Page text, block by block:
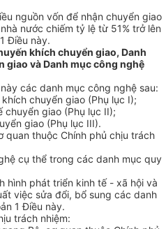
nguồn vốn để nhận chuyển giao
nước chiếm tỷ lệ từ 51% trở lên
Điều này.
khích chuyển giao, Danh
giao và Danh mục công nghệ
các danh mục công nghệ sau:
chuyển giao (Phụ lục I);
chuyển giao (Phụ lục II);
giao (Phụ lục III).
quan thuộc Chính phủ chịu trách
cụ thể trong các danh mục quy
hình phát triển kinh tế - xã hội và
việc sửa đổi, bổ sung các danh
1 Điều này.
trách nhiệm: